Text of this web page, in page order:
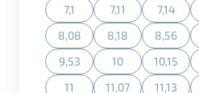
7,1
(Cette action n'est
7,11
(Cette action
7,14
(Cette
8,08
(Cette action n'est
8,18
(Cette action
8,56
(Cette
9,53
(Cette action n'est
10
(Cette action
10,15
(Cette
11 11,07 11,13